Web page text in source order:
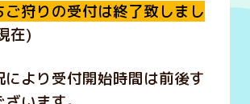
狩りの受付は終了致しまし
在)
より受付開始時間は前後す